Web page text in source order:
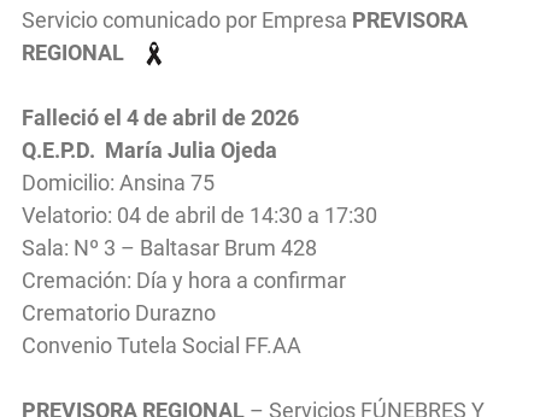
Servicio comunicado por Empresa PREVISORA
REGIONAL
Falleció el 4de abril de 2026
Q.E.P.D. María Julia Ojeda
Domicilio: Ansina 75
Velatorio: 04 de abril de 14:30 a 17:30
Sala: Nº 3 – Baltasar Brum 428
Cremación: Día y hora a confirmar
Crematorio Durazno
Convenio Tutela Social FF.AA
PREVISORA REGIONAL – Servicios FÚNEBRES Y